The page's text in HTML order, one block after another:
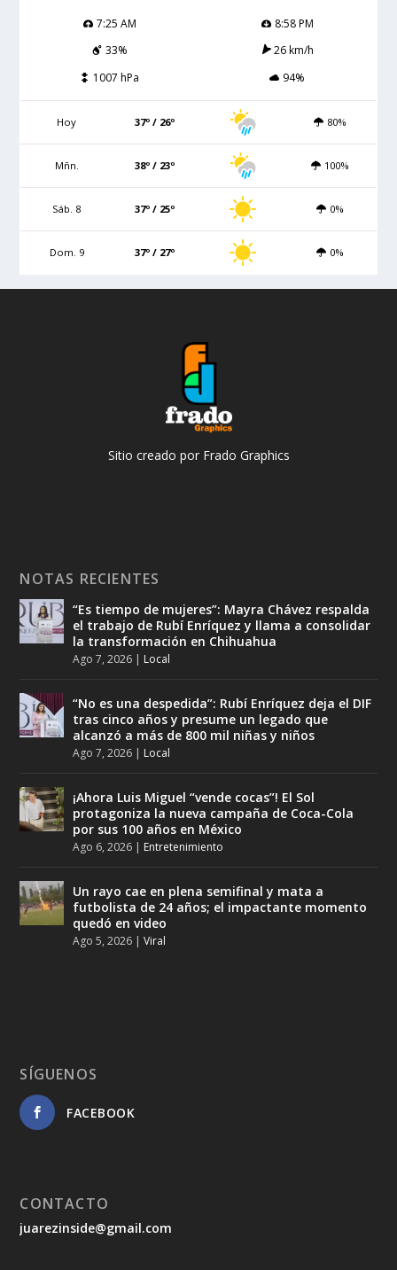
7:25 AM
8:58 PM
33%
26 km/h
1007 hPa
94%
Hoy 37º / 26º 80%
Mñn. 38º / 23º 100%
Sáb. 8 37º / 25º 0%
Dom. 9 37º / 27º 0%
Sitio creado por Frado Graphics
NOTAS RECIENTES
“Es tiempo de mujeres”: Mayra Chávez respalda
el trabajo de Rubí Enríquez y llama a consolidar
la transformación en Chihuahua
Ago 7, 2026 | Local
“No es una despedida”: Rubí Enríquez deja el DIF
tras cinco años y presume un legado que
alcanzó a más de 800 mil niñas y niños
Ago 7, 2026 | Local
¡Ahora Luis Miguel “vende cocas”! El Sol
protagoniza la nueva campaña de Coca-Cola
por sus 100 años en México
Ago 6, 2026 | Entretenimiento
Un rayo cae en plena semifinal y mata a
futbolista de 24 años; el impactante momento
quedó en video
Ago 5, 2026 |Viral
SÍGUENOS
FACEBOOK
CONTACTO
juarezinside@gmail.com